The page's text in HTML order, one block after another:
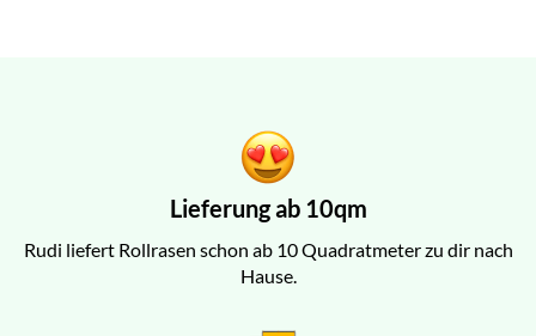
Lieferung ab 10qm
Rudi liefert Rollrasen schon ab 10 Quadratmeter zu dir nach
Hause.